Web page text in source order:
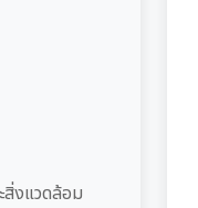
งแวดล้อม